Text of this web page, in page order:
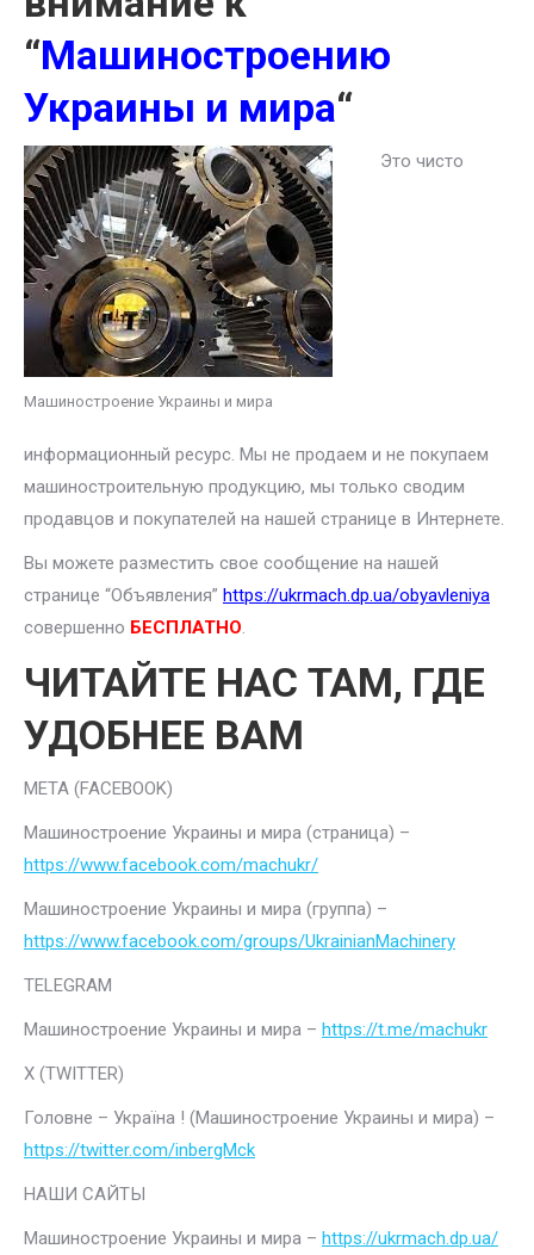
“Машиностроению
Украины и мира“
Машиностроение Украины и мира
Это чисто
информационный ресурс. Мы не продаем и не покупаем
машиностроительную продукцию, мы только сводим
продавцов и покупателей на нашей странице в Интернете.
Вы можете разместить свое сообщение на нашей
странице “Объявления” https://ukrmach.dp.ua/obyavleniya
совершенно БЕСПЛАТНО.
ЧИТАЙТЕ НАС ТАМ, ГДЕ
УДОБНЕЕ ВАМ
META (FACEBOOK)
Машиностроение Украины и мира (страница) –
https://www.facebook.com/machukr/
Машиностроение Украины и мира (группа) –
https://www.facebook.com/groups/UkrainianMachinery
TELEGRAM
Машиностроение Украины и мира – https://t.me/machukr
Х (TWITTER)
Головне – Україна ! (Машиностроение Украины и мира) –
https://twitter.com/inbergMck
НАШИ САЙТЫ
Машиностроение Украины и мира – https://ukrmach.dp.ua/